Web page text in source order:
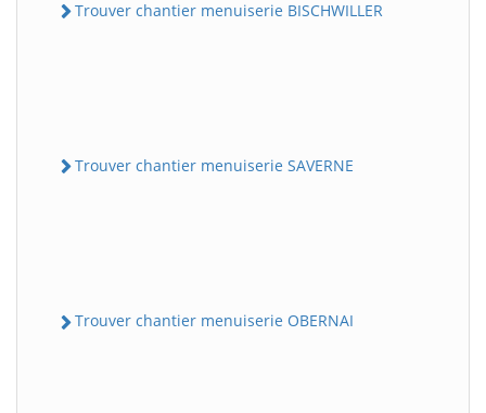
Trouver chantier menuiserie BISCHWILLER
Trouver chantier menuiserie SAVERNE
Trouver chantier menuiserie OBERNAI